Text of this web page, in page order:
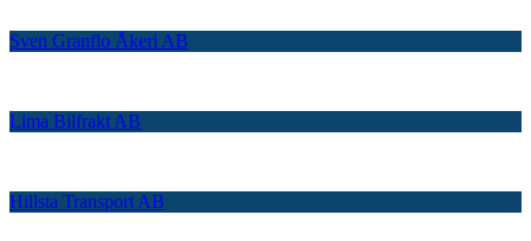
Sven Granflo Åkeri AB
Lima Bilfrakt AB
Hillsta Transport AB